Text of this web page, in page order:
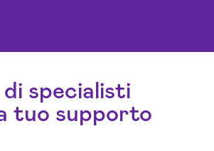
di specialisti
tuo supporto